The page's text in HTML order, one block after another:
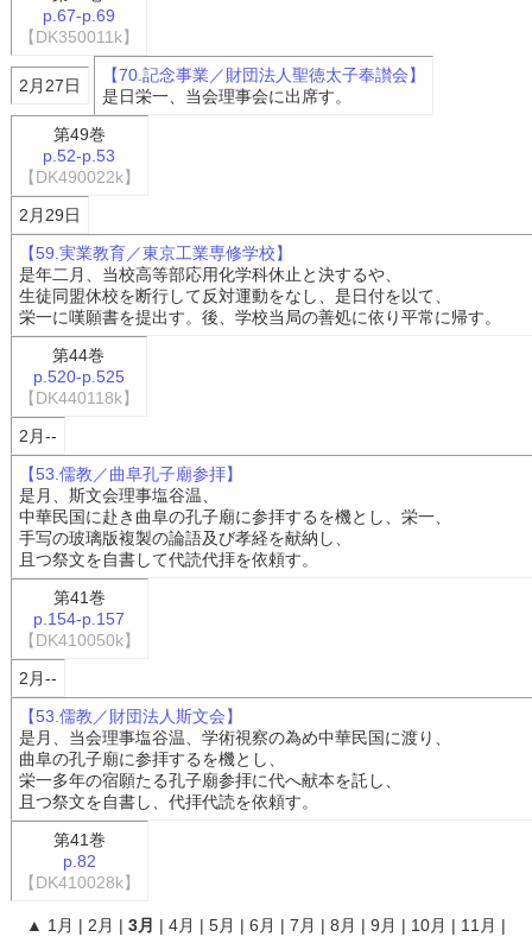
p.67-p.69
【DK350011k】
2月27日
【70.記念事業／財団法人聖徳太子奉讃会】
是日栄一、当会理事会に出席す。
第49巻
p.52-p.53
【DK490022k】
2月29日
【59.実業教育／東京工業専修学校】
是年二月、当校高等部応用化学科休止と決するや、
生徒同盟休校を断行して反対運動をなし、是日付を以て、
栄一に嘆願書を提出す。後、学校当局の善処に依り平常に帰す。
第44巻
p.520-p.525
【DK440118k】
2月--
【53.儒教／曲阜孔子廟参拝】
是月、斯文会理事塩谷温、
中華民国に赴き曲阜の孔子廟に参拝するを機とし、栄一、
手写の玻璃版複製の論語及び孝経を献納し、
且つ祭文を自書して代読代拝を依頼す。
第41巻
p.154-p.157
【DK410050k】
2月--
【53.儒教／財団法人斯文会】
是月、当会理事塩谷温、学術視察の為め中華民国に渡り、
曲阜の孔子廟に参拝するを機とし、
栄一多年の宿願たる孔子廟参拝に代へ献本を託し、
且つ祭文を自書し、代拝代読を依頼す。
第41巻
p.82
【DK410028k】
▲ 1月 | 2月 | 3月 | 4月 | 5月 | 6月 | 7月 | 8月 | 9月 | 10月 | 11月 |